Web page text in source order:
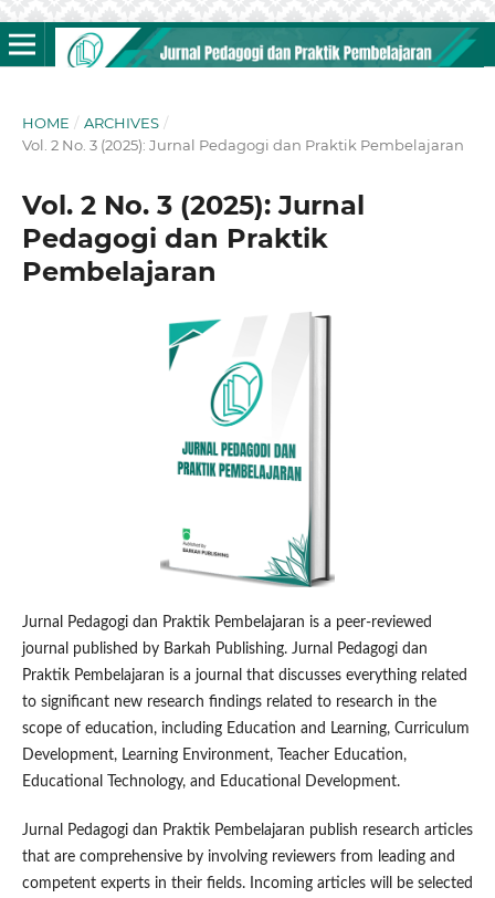
HOME / ARCHIVES /
Vol. 2 No. 3 (2025): Jurnal Pedagogi dan Praktik Pembelajaran
Vol. 2 No. 3 (2025): Jurnal
Pedagogi dan Praktik
Pembelajaran
Jurnal Pedagogi dan Praktik Pembelajaran is a peer-reviewed
journal published by Barkah Publishing. Jurnal Pedagogi dan
Praktik Pembelajaran is a journal that discusses everything related
to significant new research findings related to research in the
scope of education, including Education and Learning, Curriculum
Development, Learning Environment, Teacher Education,
Educational Technology, and Educational Development.
Jurnal Pedagogi dan Praktik Pembelajaran publish research articles
that are comprehensive by involving reviewers from leading and
competent experts in their fields. Incoming articles will be selected